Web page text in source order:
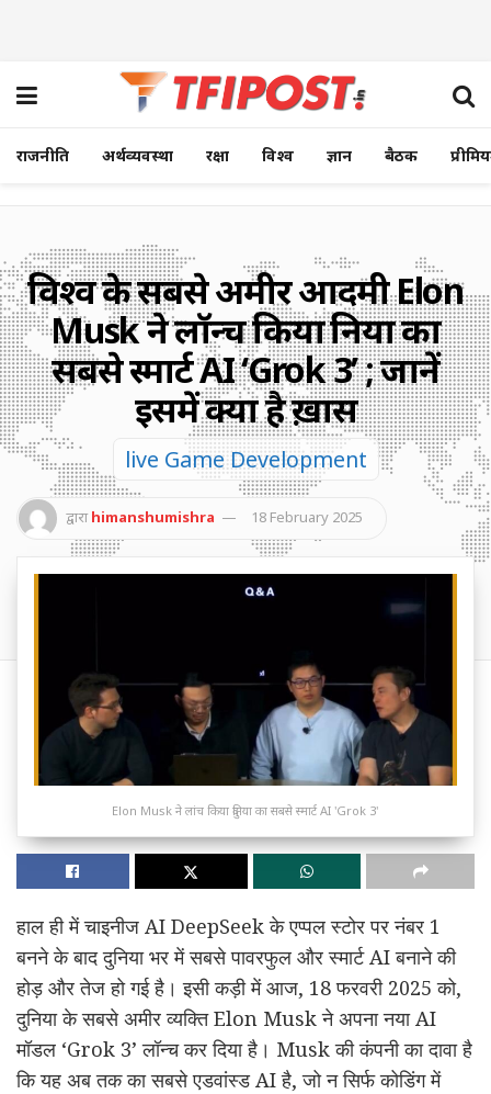
राजनीति अर्थव्यवस्था रक्षा विश्व ज्ञान बैठक
विश्व के सबसे अमीर आदमी Elon
Musk ने लॉन्च किया दुनिया का
सबसे स्मार्ट AI ‘Grok 3’ ; जानें
इसमें क्या है ख़ास
live Game Development
द्वारा himanshumishra 18 February 2025
Elon Musk ने लांच किया दुनिया का सबसे स्मार्ट AI 'Grok 3'
हाल ही में चाइनीज AI DeepSeek के एप्पल स्टोर पर नंबर 1
बनने के बाद दुनिया भर में सबसे पावरफुल और स्मार्ट AI बनाने की
होड़ और तेज हो गई है। इसी कड़ी में आज, 18 फरवरी 2025 को,
दुनिया के सबसे अमीर व्यक्ति Elon Musk ने अपना नया AI
मॉडल ‘Grok 3’ लॉन्च कर दिया है। Musk की कंपनी का दावा है
कि यह अब तक का सबसे एडवांस्ड AI है, जो न सिर्फ कोडिंग में